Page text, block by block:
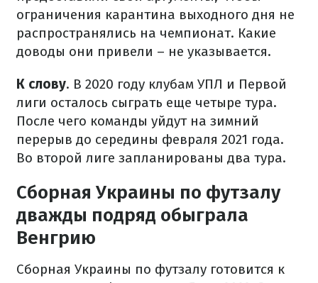
ограничения карантина выходного дня не
распространялись на чемпионат. Какие
доводы они привели – не указывается.
К слову. В 2020 году клубам УПЛ и Первой
лиги осталось сыграть еще четыре тура.
После чего команды уйдут на зимний
перерыв до середины февраля 2021 года.
Во второй лиге запланированы два тура.
Сборная Украины по футзалу
дважды подряд обыграла
Венгрию
Сборная Украины по футзалу готовится к